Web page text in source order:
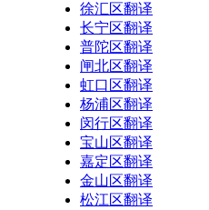
徐汇区翻译
长宁区翻译
普陀区翻译
闸北区翻译
虹口区翻译
杨浦区翻译
闵行区翻译
宝山区翻译
嘉定区翻译
金山区翻译
松江区翻译